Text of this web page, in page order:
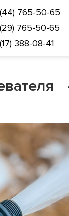
765-50-65
765-50-65
388-08-41